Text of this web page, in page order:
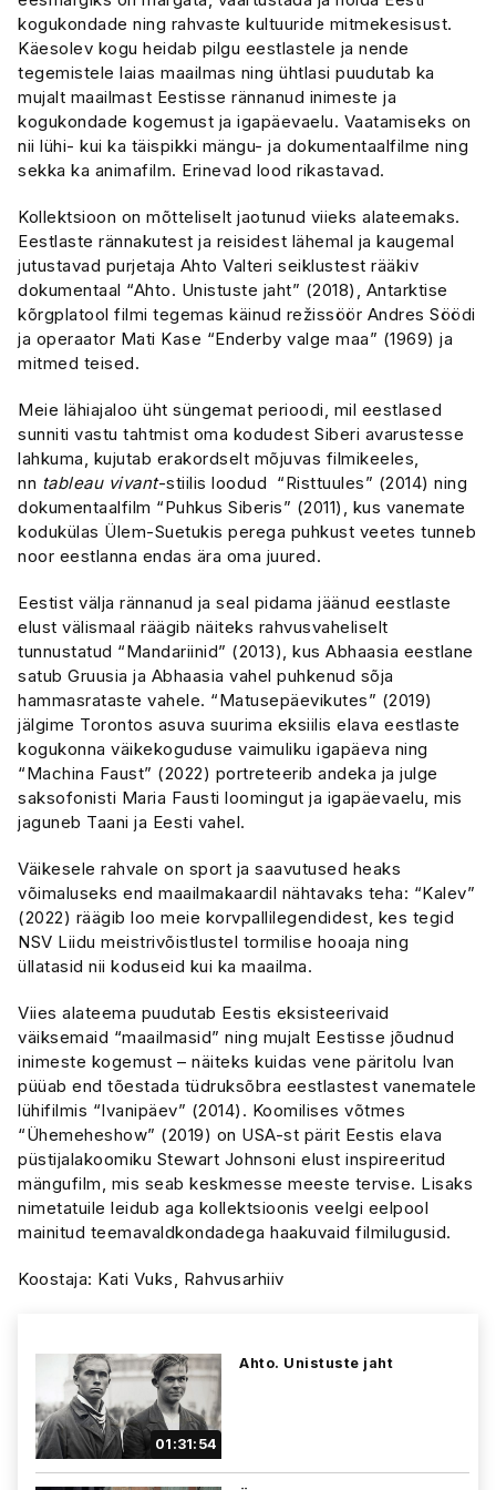
kogukondade ning rahvaste kultuuride mitmekesisust.
Käesolev kogu heidab pilgu eestlastele ja nende
tegemistele laias maailmas ning ühtlasi puudutab ka
mujalt maailmast Eestisse rännanud inimeste ja
kogukondade kogemust ja igapäevaelu. Vaatamiseks on
nii lühi- kui ka täispikki mängu- ja dokumentaalfilme ning
sekka ka animafilm. Erinevad lood rikastavad.
Kollektsioon on mõtteliselt jaotunud viieks alateemaks.
Eestlaste rännakutest ja reisidest lähemal ja kaugemal
jutustavad purjetaja Ahto Valteri seiklustest rääkiv
dokumentaal “Ahto. Unistuste jaht” (2018), Antarktise
kõrgplatool filmi tegemas käinud režissöör Andres Söödi
ja operaator Mati Kase “Enderby valge maa” (1969) ja
mitmed teised.
Meie lähiajaloo üht süngemat perioodi, mil eestlased
sunniti vastu tahtmist oma kodudest Siberi avarustesse
lahkuma, kujutab erakordselt mõjuvas filmikeeles,
nn tableau vivant-stiilis loodud “Risttuules” (2014) ning
dokumentaalfilm “Puhkus Siberis” (2011), kus vanemate
kodukülas Ülem-Suetukis perega puhkust veetes tunneb
noor eestlanna endas ära oma juured.
Eestist välja rännanud ja seal pidama jäänud eestlaste
elust välismaal räägib näiteks rahvusvaheliselt
tunnustatud “Mandariinid” (2013), kus Abhaasia eestlane
satub Gruusia ja Abhaasia vahel puhkenud sõja
hammasrataste vahele. “Matusepäevikutes” (2019)
jälgime Torontos asuva suurima eksiilis elava eestlaste
kogukonna väikekoguduse vaimuliku igapäeva ning
“Machina Faust” (2022) portreteerib andeka ja julge
saksofonisti Maria Fausti loomingut ja igapäevaelu, mis
jaguneb Taani ja Eesti vahel.
Väikesele rahvale on sport ja saavutused heaks
võimaluseks end maailmakaardil nähtavaks teha: “Kalev”
(2022) räägib loo meie korvpallilegendidest, kes tegid
NSV Liidu meistrivõistlustel tormilise hooaja ning
üllatasid nii koduseid kui ka maailma.
Viies alateema puudutab Eestis eksisteerivaid
väiksemaid “maailmasid” ning mujalt Eestisse jõudnud
inimeste kogemust – näiteks kuidas vene päritolu Ivan
püüab end tõestada tüdruksõbra eestlastest vanematele
lühifilmis “Ivanipäev” (2014). Koomilises võtmes
“Ühemeheshow” (2019) on USA-st pärit Eestis elava
püstijalakoomiku Stewart Johnsoni elust inspireeritud
mängufilm, mis seab keskmesse meeste tervise. Lisaks
nimetatuile leidub aga kollektsioonis veelgi eelpool
mainitud teemavaldkondadega haakuvaid filmilugusid.
Koostaja: Kati Vuks, Rahvusarhiiv
01:31:54
Ahto. Unistuste jaht